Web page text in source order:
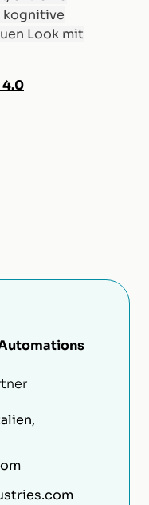
kognitive
Look mit
4.0
,